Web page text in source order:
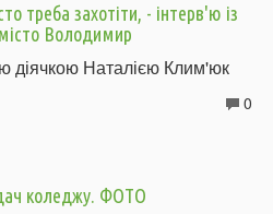
треба захотіти, - інтерв'ю із
Володимир
діячкою Наталією Клим'юк
0
коледжу. ФОТО